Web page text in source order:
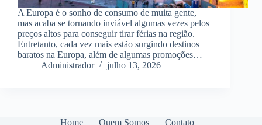
A Europa é o sonho de consumo de muita gente,
mas acaba se tornando inviável algumas vezes pelos
preços altos para conseguir tirar férias na região.
Entretanto, cada vez mais estão surgindo destinos
baratos na Europa, além de algumas promoções…
Administrador
julho 13, 2026
Home Quem Somos Contato